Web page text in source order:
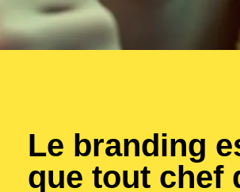
Le branding
que tout chef